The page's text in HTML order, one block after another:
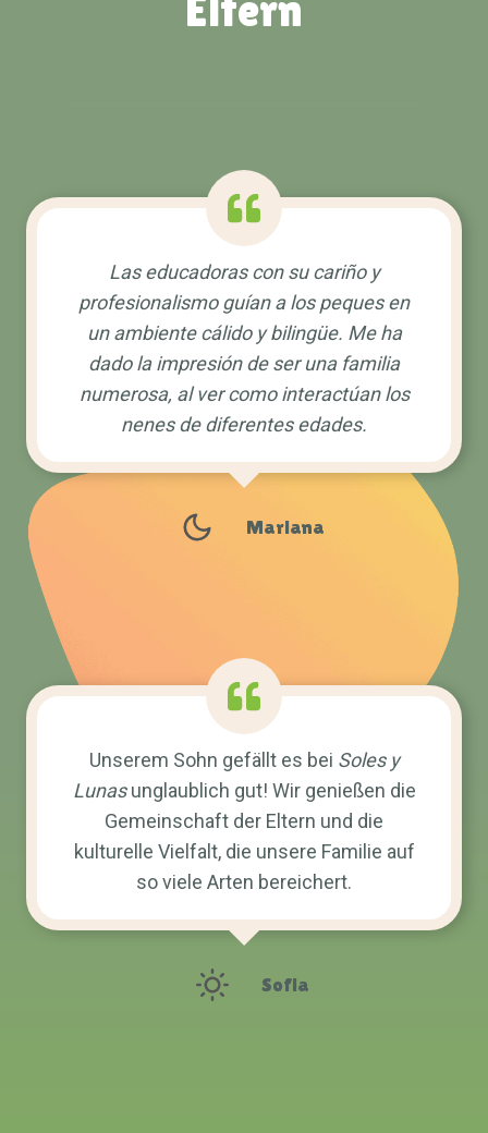
Las educadoras con su cariño y
profesionalismo guían a los peques en
un ambiente cálido y bilingüe. Me ha
dado la impresión de ser una familia
numerosa, al ver como interactúan los
nenes de diferentes edades.
Mariana
Unserem Sohn gefällt es bei Soles y
Lunasunglaublich gut! Wir genießen die
Gemeinschaft der Eltern und die
kulturelle Vielfalt, die unsere Familie auf
so viele Arten bereichert.
Sofia